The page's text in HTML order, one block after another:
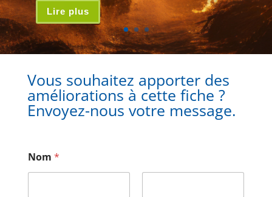
Lire plus
Vous souhaitez apporter des
améliorations à cette fiche ?
Envoyez-nous votre message.
Nom *